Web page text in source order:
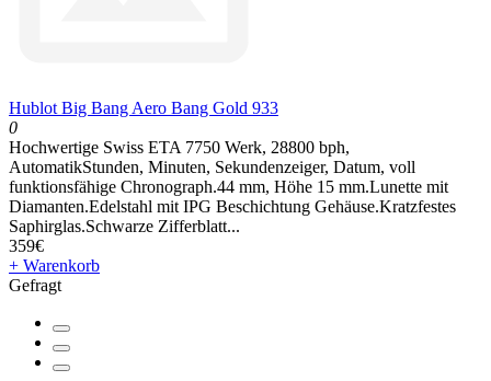
Hublot Big Bang Aero Bang Gold 933
0
Hochwertige Swiss ETA 7750 Werk, 28800 bph,
AutomatikStunden, Minuten, Sekundenzeiger, Datum, voll
funktionsfähige Chronograph.44 mm, Höhe 15 mm.Lunette mit
Diamanten.Edelstahl mit IPG Beschichtung Gehäuse.Kratzfestes
Saphirglas.Schwarze Zifferblatt...
359€
+ Warenkorb
Gefragt